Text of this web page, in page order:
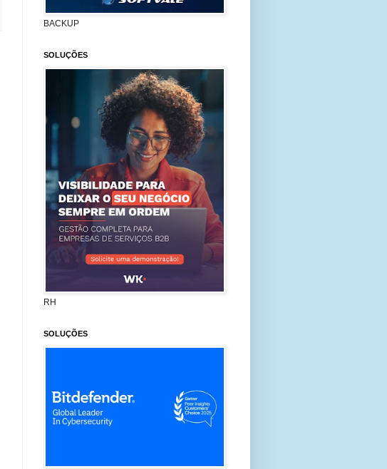
BACKUP
SOLUÇÕES
RH
SOLUÇÕES